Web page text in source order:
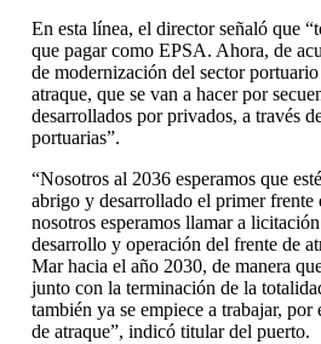
En esta línea, el director señaló que
que pagar como EPSA. Ahora, de
de modernización del sector
atraque, que se van a hacer por
desarrollados por privados, a través
portuarias”.
“Nosotros al 2036 esperamos que
abrigo y desarrollado el primer frente
nosotros esperamos llamar a
desarrollo y operación del frente de
Mar hacia el año 2030, de manera
junto con la terminación de la
también ya se empiece a trabajar,
de atraque”, indicó titular del puerto.